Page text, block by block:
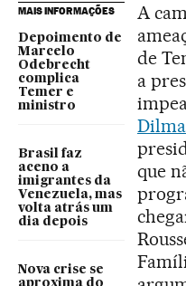
MAIS INFORMAÇÕES
Depoimento de
Marcelo
Odebrecht
complica
Temer e
ministro
Brasil faz
aceno a
imigrantes da
Venezuela, mas
volta atrás um
dia depois
Nova crise se
aproxima do
A
de
a
que